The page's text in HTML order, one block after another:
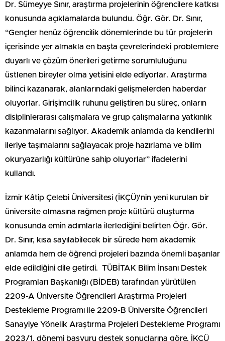
Dr. Sümeyye Sınır, araştırma projelerinin öğrencilere katkısı
konusunda açıklamalarda bulundu. Öğr. Gör. Dr. Sınır,
“Gençler henüz öğrencilik dönemlerinde bu tür projelerin
içerisinde yer almakla en başta çevrelerindeki problemlere
duyarlı ve çözüm önerileri getirme sorumluluğunu
üstlenen bireyler olma yetisini elde ediyorlar. Araştırma
bilinci kazanarak, alanlarındaki gelişmelerden haberdar
oluyorlar. Girişimcilik ruhunu geliştiren bu süreç, onların
disiplinlerarası çalışmalara ve grup çalışmalarına yatkınlık
kazanmalarını sağlıyor. Akademik anlamda da kendilerini
ileriye taşımalarını sağlayacak proje hazırlama ve bilim
okuryazarlığı kültürüne sahip oluyorlar” ifadelerini
kullandı.
İzmir Kâtip Çelebi Üniversitesi (İKÇÜ)’nin yeni kurulan bir
üniversite olmasına rağmen proje kültürü oluşturma
konusunda emin adımlarla ilerlediğini belirten Öğr. Gör.
Dr. Sınır, kısa sayılabilecek bir sürede hem akademik
anlamda hem de öğrenci projeleri bazında önemli başarılar
elde edildiğini dile getirdi. TÜBİTAK Bilim İnsanı Destek
Programları Başkanlığı (BİDEB) tarafından yürütülen
2209-A Üniversite Öğrencileri Araştırma Projeleri
Destekleme Programı ile 2209-B Üniversite Öğrencileri
Sanayiye Yönelik Araştırma Projeleri Destekleme Programı
2023/1. dönemi başvuru destek sonuçlarına göre, İKÇÜ